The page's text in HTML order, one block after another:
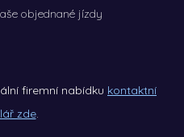
objednané jízdy
firemní nabídku kontaktní
zde.